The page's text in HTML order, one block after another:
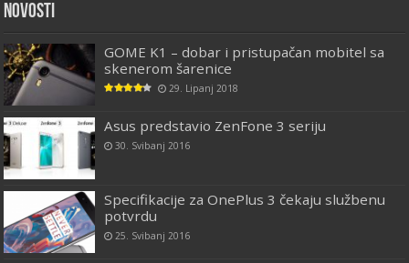
Novosti
GOME K1 – dobar i pristupačan mobitel sa
skenerom šarenice
29. Lipanj 2018
Asus predstavio ZenFone 3 seriju
30. Svibanj 2016
Specifikacije za OnePlus 3 čekaju službenu
potvrdu
25. Svibanj 2016